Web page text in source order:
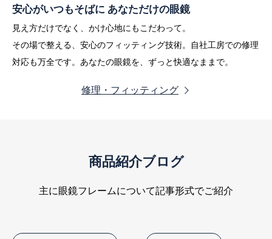
安心がいつもそばに あなただけの眼鏡
見え方だけでなく、かけ心地にもこだわって。
その場で整える、安心のフィッティング技術。自社工房での修理
対応も万全です。あなたの眼鏡を、ずっと快適なままで。
修理・フィッティング
商品紹介ブログ
主に眼鏡フレームについて記事形式でご紹介